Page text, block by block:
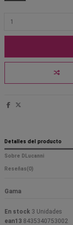
Detalles del producto
Sobre DLucanni
Reseñas(0)
Gama
En stock 3 Unidades
ean13 8435340753002